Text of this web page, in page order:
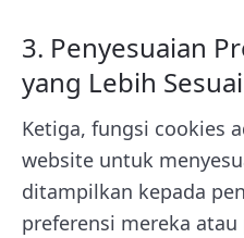
3. Penyesuaian
yang Lebih Sesuai
Ketiga, fungsi cookies
website untuk
ditampilkan kepada
preferensi mereka